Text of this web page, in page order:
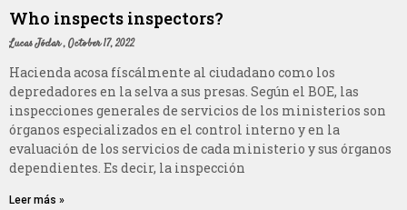
Who inspects inspectors?
Lucas Jódar October 17, 2022
Hacienda acosa físcálmente al ciudadano como los
depredadores en la selva a sus presas. Según el BOE, las
inspecciones generales de servicios de los ministerios son
órganos especializados en el control interno y en la
evaluación de los servicios de cada ministerio y sus órganos
dependientes. Es decir, la inspección
Leer más »